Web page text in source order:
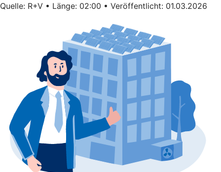
Quelle: R+V • Länge: 02:00 • Veröffentlicht: 01.03.2026